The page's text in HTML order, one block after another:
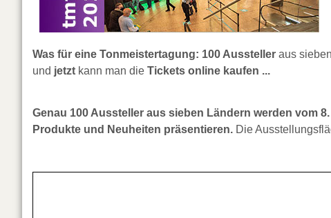
Was für eine Tonmeistertagung: 100 Aussteller aus
und jetzt kann man die Tickets online kaufen ...
Genau 100 Aussteller aus sieben Ländern werden vom
Produkte und Neuheiten präsentieren. Die